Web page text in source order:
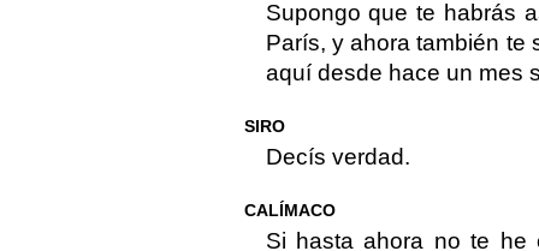
Supongo que te habrás
París, y ahora también te
aquí desde hace un mes
SIRO
Decís verdad.
CALÍMACO
Si hasta ahora no te he